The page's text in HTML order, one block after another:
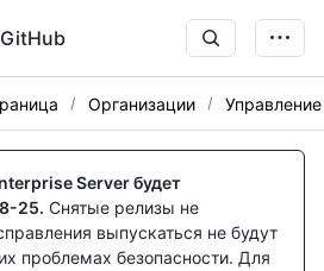
Организации
Server будет
25. Снятые релизы не
выпускаться не будут
проблемах безопасности. Для